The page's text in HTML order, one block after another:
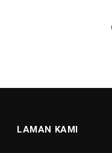
LAMAN KAMI